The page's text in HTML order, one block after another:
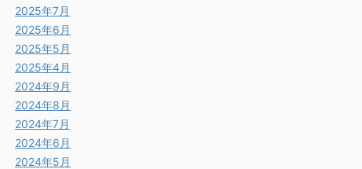
2025年7月
2025年6月
2025年5月
2025年4月
2024年9月
2024年8月
2024年7月
2024年6月
2024年5月